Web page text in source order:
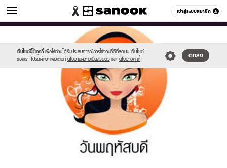
เข้าสู่ระบบสมาชิก
ดูดวง หมวดอื่นๆ
เว็บไซต์นี้ใช้คุกกี้ เพื่อให้ท่านได้รับประสบการณ์การใช้งานที่ดีที่สุดบน เว็บไซต์
ของเรา โปรดศึกษาเพิ่มเติมที่ นโยบายความเป็นส่วนตัว และ นโยบายคุกกี้
ตกลง
//s.isanook.com/sr/0/images/logo-
sanook.png
//s.isanook.com/ho/0/ud/5/26333/170-